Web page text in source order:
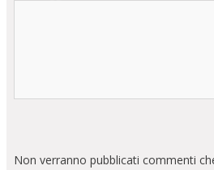
Non verranno pubblicati commenti